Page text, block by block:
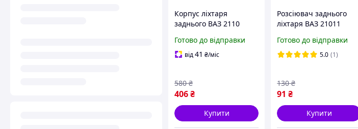
Корпус ліхтаря
заднього ВАЗ 2110
тюнінг
Готово до відправки
від41 ₴/міс
406₴
580 ₴
Купити
Розсіювач заднього
ліхтаря ВАЗ 21011
Готово до відправки
5.0 (1)
91 ₴
130 ₴
Купити